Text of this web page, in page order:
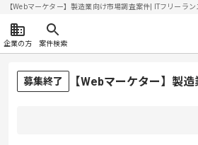
【Webマーケター】製造業向け市場調査案件| ITフリー
企業の方 案件検索
募集終了 【Webマーケター】製